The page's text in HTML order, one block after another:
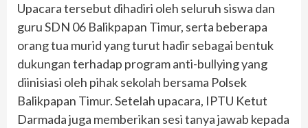
Upacara tersebut dihadiri oleh seluruh siswa dan
guru SDN 06 Balikpapan Timur, serta beberapa
orang tua murid yang turut hadir sebagai bentuk
dukungan terhadap program anti-bullying yang
diinisiasi oleh pihak sekolah bersama Polsek
Balikpapan Timur. Setelah upacara, IPTU Ketut
Darmada juga memberikan sesi tanya jawab kepada